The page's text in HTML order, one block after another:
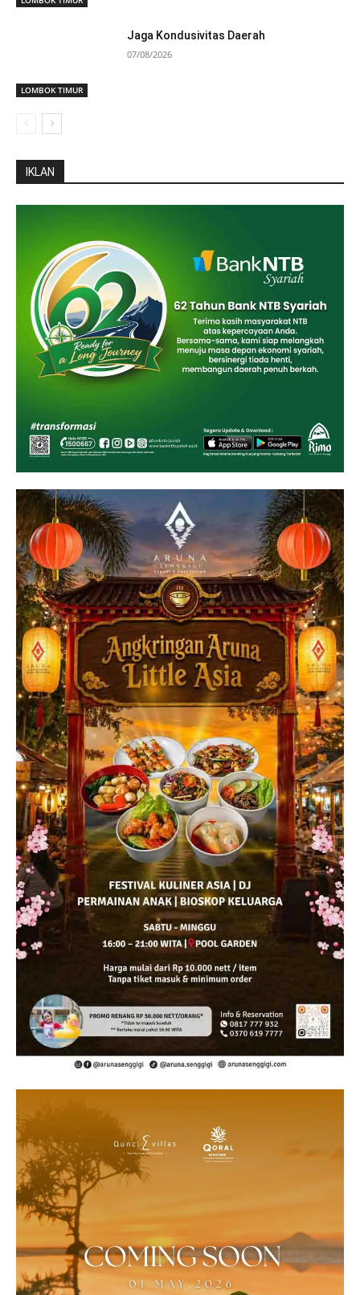
LOMBOK TIMUR
Jaga Kondusivitas Daerah
07/08/2026
IKLAN